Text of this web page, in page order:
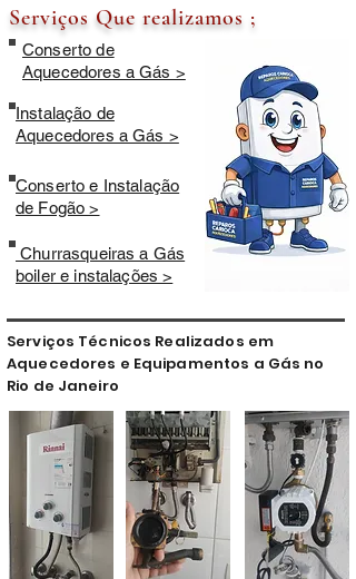
Serviços Que realizamos ;
Conserto de
Aquecedores a Gás >
Instalação de
Aquecedores a Gás >
Conserto e Instalação
de Fogão >
Churrasqueiras a Gás
boiler e instalações >
Serviços Técnicos Realizados em
Aquecedores e Equipamentos a Gás no
Rio de Janeiro